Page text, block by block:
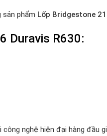
sản phẩm Lốp Bridgestone
Duravis R630:
nghệ hiện đại hàng đầu